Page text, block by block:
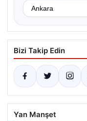
Bizi Takip Edin
Yan Manşet